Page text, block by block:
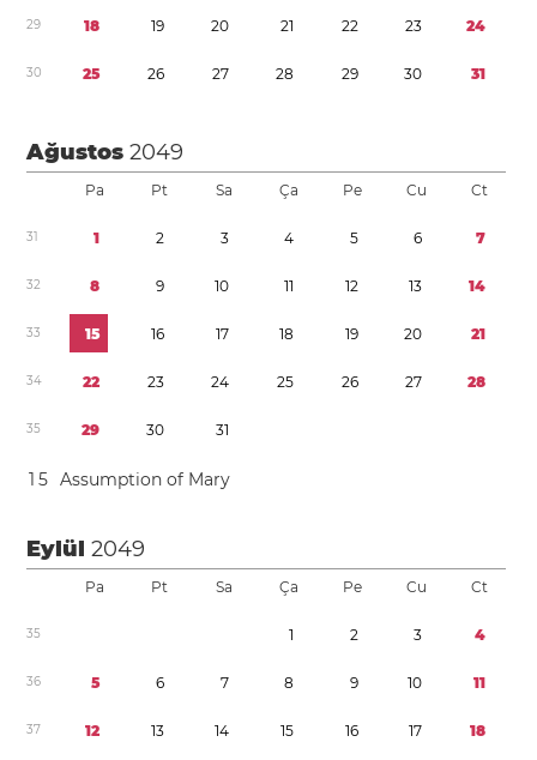
29 18 19 20 21 22 23 24
30 25 26 27 28 29 30 31
Ağustos2049
Pa Pt Sa Ça Pe Cu Ct
31 1 2 3 4 5 6 7
32 8 9 10 11 12 13 14
33 15 16 17 18 19 20 21
34 22 23 24 25 26 27 28
35 29 30 31
1 5 Assumption of Mary
Eylül2049
Pa Pt Sa Ça Pe Cu Ct
35 1 2 3 4
36 5 6 7 8 9 10 11
37 12 13 14 15 16 17 18